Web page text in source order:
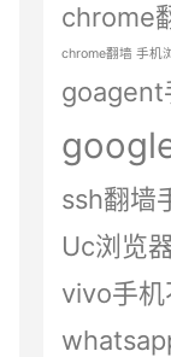
chrome
chrome翻墙 手机
goagent
ssh翻墙
Uc浏览
vivo手机